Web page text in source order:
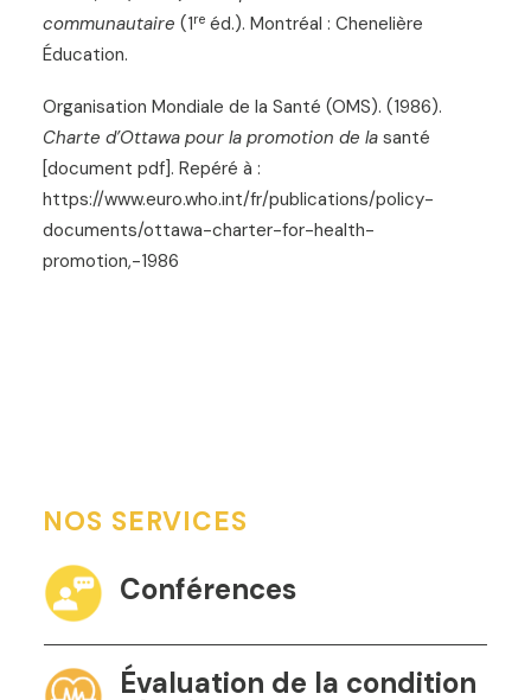
communautaire (1re éd.). Montréal : Chenelière
Éducation.
Organisation Mondiale de la Santé (OMS). (1986).
Charte d’Ottawa pour la promotion de la santé
[document pdf]. Repéré à :
https://www.euro.who.int/fr/publications/policy-
documents/ottawa-charter-for-health-
promotion,-1986
NOS SERVICES
Conférences
Évaluation de la condition